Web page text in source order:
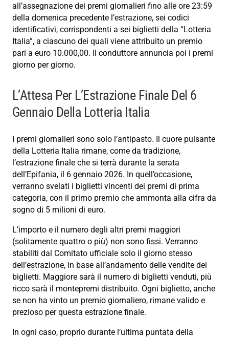
all’assegnazione dei premi giornalieri fino alle ore 23:59
della domenica precedente l’estrazione, sei codici
identificativi, corrispondenti a sei biglietti della “Lotteria
Italia”, a ciascuno dei quali viene attribuito un premio
pari a euro 10.000,00. Il conduttore annuncia poi i premi
giorno per giorno.
L’Attesa Per L’Estrazione Finale Del 6
Gennaio Della Lotteria Italia
I premi giornalieri sono solo l’antipasto. Il cuore pulsante
della Lotteria Italia rimane, come da tradizione,
l’estrazione finale che si terrà durante la serata
dell’Epifania, il 6 gennaio 2026. In quell’occasione,
verranno svelati i biglietti vincenti dei premi di prima
categoria, con il primo premio che ammonta alla cifra da
sogno di 5 milioni di euro.
L’importo e il numero degli altri premi maggiori
(solitamente quattro o più) non sono fissi. Verranno
stabiliti dal Comitato ufficiale solo il giorno stesso
dell’estrazione, in base all’andamento delle vendite dei
biglietti. Maggiore sarà il numero di biglietti venduti, più
ricco sarà il montepremi distribuito. Ogni biglietto, anche
se non ha vinto un premio giornaliero, rimane valido e
prezioso per questa estrazione finale.
In ogni caso, proprio durante l’ultima puntata della